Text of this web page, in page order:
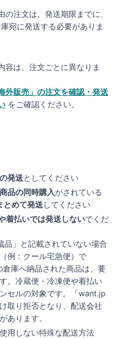
の注文は、発送期限までに、
宛に発送する必要がありま
容は、注文ごとに異なりま
外販売」の注文を確認・発送
をご確認ください。
発送としてください
品の同時購入がされている
とめて発送してください
着払いでは発送しないでくだ
品」と記載されていない場合
例：クール宅急便）で
倉庫へ納品された商品は、要
。冷蔵便・冷凍便や着払い
セルの対象です。「want.jp
取り拒否となり、配送会社
あります。
用しない特殊な配送方法